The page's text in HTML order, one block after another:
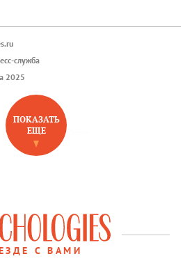
служба
2025
НА САЙТЕ
ПОКАЗАТЬ
ЕЩЕ
С ВАМИ